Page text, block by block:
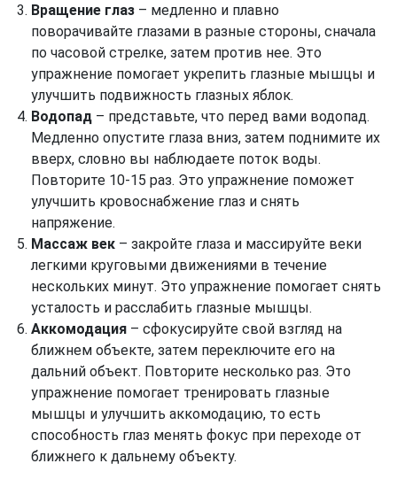
Вращение глаз – медленно и плавно
поворачивайте глазами в разные стороны, сначала
по часовой стрелке, затем против нее. Это
упражнение помогает укрепить глазные мышцы и
улучшить подвижность глазных яблок.
Водопад – представьте, что перед вами водопад.
Медленно опустите глаза вниз, затем поднимите их
вверх, словно вы наблюдаете поток воды.
Повторите 10-15 раз. Это упражнение поможет
улучшить кровоснабжение глаз и снять
напряжение.
Массаж век – закройте глаза и массируйте веки
легкими круговыми движениями в течение
нескольких минут. Это упражнение помогает снять
усталость и расслабить глазные мышцы.
Аккомодация – сфокусируйте свой взгляд на
ближнем объекте, затем переключите его на
дальний объект. Повторите несколько раз. Это
упражнение помогает тренировать глазные
мышцы и улучшить аккомодацию, то есть
способность глаз менять фокус при переходе от
ближнего к дальнему объекту.